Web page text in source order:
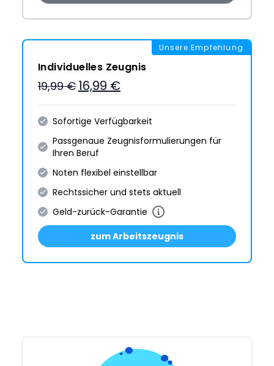
Unsere Empfehlung
Individuelles Zeugnis
19,99 € 16,99 €
Sofortige Verfügbarkeit
Passgenaue Zeugnis­formulie­rungen für
Ihren Beruf
Noten flexibel einstellbar
Rechtssicher und stets aktuell
Geld-zurück-Garantie
zum Arbeitszeugnis